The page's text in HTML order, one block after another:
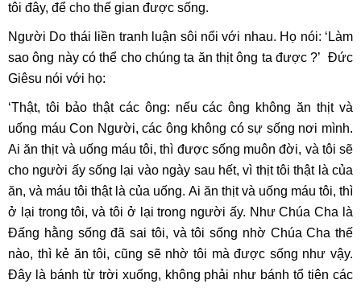
tôi đây, để cho thế gian được sống.
Người Do thái liền tranh luận sôi nổi với nhau. Họ nói: ‘Làm
sao ông này có thể cho chúng ta ăn thịt ông ta được ?’ Đức
Giêsu nói với họ:
‘Thật, tôi bảo thật các ông: nếu các ông không ăn thịt và
uống máu Con Người, các ông không có sự sống nơi mình.
Ai ăn thịt và uống máu tôi, thì được sống muôn đời, và tôi sẽ
cho người ấy sống lại vào ngày sau hết, vì thịt tôi thật là của
ăn, và máu tôi thật là của uống. Ai ăn thịt và uống máu tôi, thì
ở lại trong tôi, và tôi ở lại trong người ấy. Như Chúa Cha là
Đấng hằng sống đã sai tôi, và tôi sống nhờ Chúa Cha thế
nào, thì kẻ ăn tôi, cũng sẽ nhờ tôi mà được sống như vậy.
Đây là bánh từ trời xuống, không phải như bánh tổ tiên các